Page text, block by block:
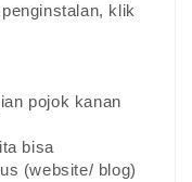
klik
pojok kanan
bisa
(website/ blog)